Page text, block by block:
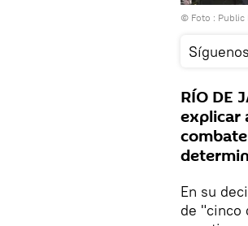
© Foto : Public
RÍO DE
explicar
En su
de "cinco